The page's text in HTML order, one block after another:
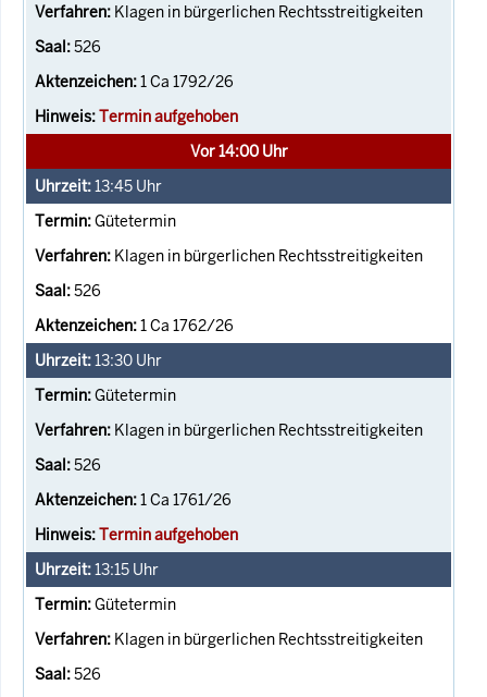
Klagen in bürgerlichen Rechtsstreitigkeiten
526
1 Ca 1792/26
Termin aufgehoben
Vor 14:00 Uhr
13:45 Uhr
Gütetermin
Klagen in bürgerlichen Rechtsstreitigkeiten
526
1 Ca 1762/26
13:30 Uhr
Gütetermin
Klagen in bürgerlichen Rechtsstreitigkeiten
526
1 Ca 1761/26
Termin aufgehoben
13:15 Uhr
Gütetermin
Klagen in bürgerlichen Rechtsstreitigkeiten
526